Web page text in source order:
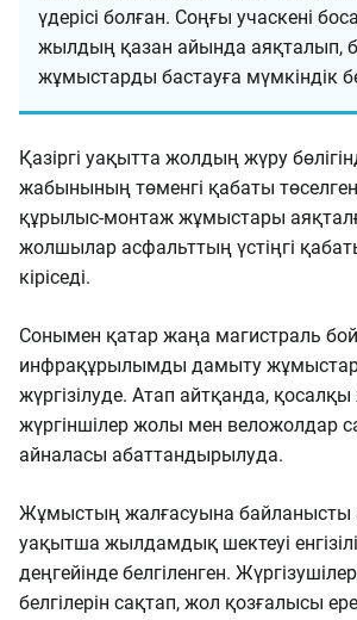
үдерісі болған. Соңғы учаскені
жылдың қазан айында аяқталып,
жұмыстарды бастауға мүмкіндік
Қазіргі уақытта жолдың жүру
жабынының төменгі қабаты төселген.
құрылыс-монтаж жұмыстары
жолшылар асфальттың үстіңгі
кіріседі.
Сонымен қатар жаңа магистраль
инфрақұрылымды дамыту
жүргізілуде. Атап айтқанда,
жүргіншілер жолы мен веложолдар
айналасы абаттандырылуда.
Жұмыстың жалғасуына байланысты
уақытша жылдамдық шектеуі
деңгейінде белгіленген.
белгілерін сақтап, жол қозғалысы